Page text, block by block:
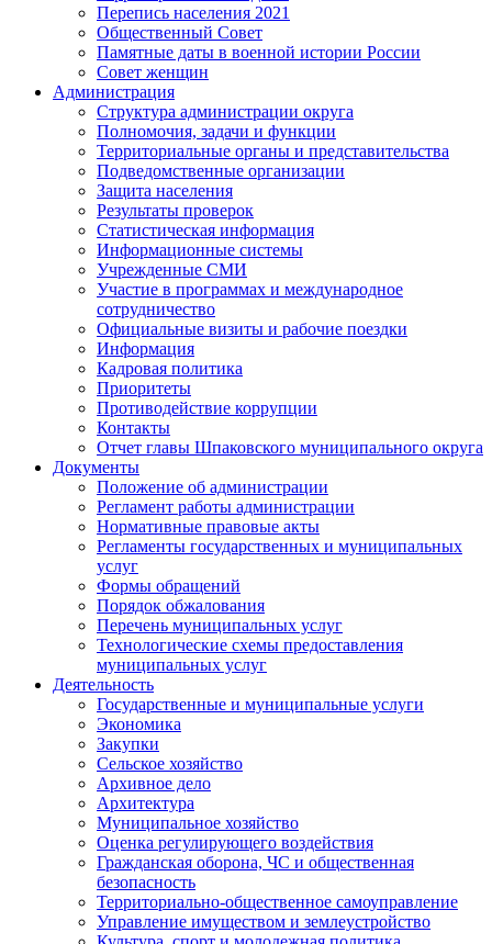
Перепись населения 2021
Общественный Совет
Памятные даты в военной истории России
Совет женщин
Администрация
Структура администрации округа
Полномочия, задачи и функции
Территориальные органы и представительства
Подведомственные организации
Защита населения
Результаты проверок
Статистическая информация
Информационные системы
Учрежденные СМИ
Участие в программах и международное
сотрудничество
Официальные визиты и рабочие поездки
Информация
Кадровая политика
Приоритеты
Противодействие коррупции
Контакты
Отчет главы Шпаковского муниципального округа
Документы
Положение об администрации
Регламент работы администрации
Нормативные правовые акты
Регламенты государственных и муниципальных
услуг
Формы обращений
Порядок обжалования
Перечень муниципальных услуг
Технологические схемы предоставления
муниципальных услуг
Деятельность
Государственные и муниципальные услуги
Экономика
Закупки
Сельское хозяйство
Архивное дело
Архитектура
Муниципальное хозяйство
Оценка регулирующего воздействия
Гражданская оборона, ЧС и общественная
безопасность
Территориально-общественное самоуправление
Управление имуществом и землеустройство